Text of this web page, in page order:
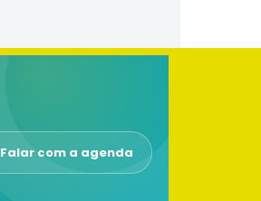
Falar com a agenda